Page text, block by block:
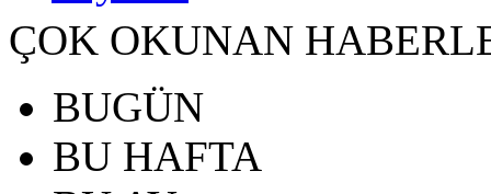
ÇOK OKUNAN
BUGÜN
BU HAFTA